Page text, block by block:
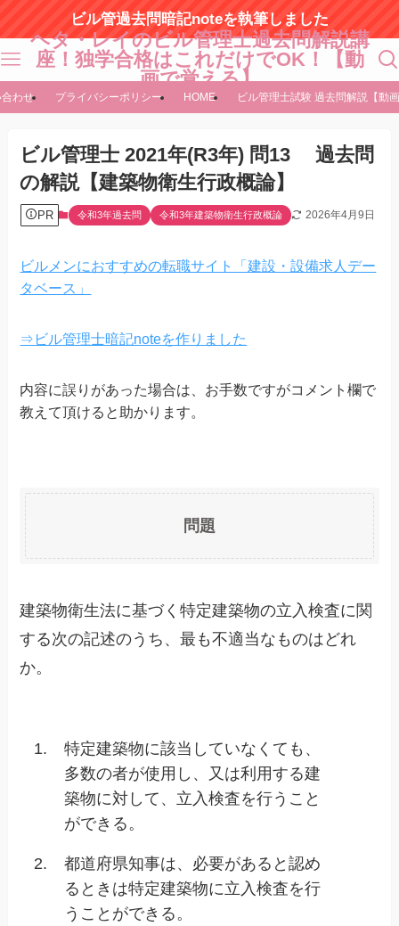
ビル管過去問暗記noteを執筆しました
ヘタ・レイのビル管理士過去問解説講
座！独学合格はこれだけでOK！【動
画で覚える】
わせ プライバシーポリシー HOME ビル管理士試験 過去問解説【動
ビル管理士 2021年(R3年) 問13 過去問
の解説【建築物衛生行政概論】
PR 令和3年過去問 令和3年建築物衛生行政概論 2026年4月9日
ビルメンにおすすめの転職サイト「建設・設備求人デー
タベース」
⇒ビル管理士暗記noteを作りました
内容に誤りがあった場合は、お手数ですがコメント欄で
教えて頂けると助かります。
問題
建築物衛生法に基づく特定建築物の立入検査に関
する次の記述のうち、最も不適当なものはどれ
か。
1.
特定建築物に該当していなくても、
多数の者が使用し、又は利用する建
築物に対して、立入検査を行うこと
ができる。
2.
都道府県知事は、必要があると認め
るときは特定建築物に立入検査を行
うことができる。